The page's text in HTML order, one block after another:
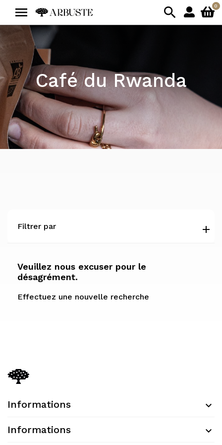
  0
Café du Rwanda
Filtrer par
Veuillez nous excuser pour le
désagrément.
Effectuez une nouvelle recherche
Informations
Informations